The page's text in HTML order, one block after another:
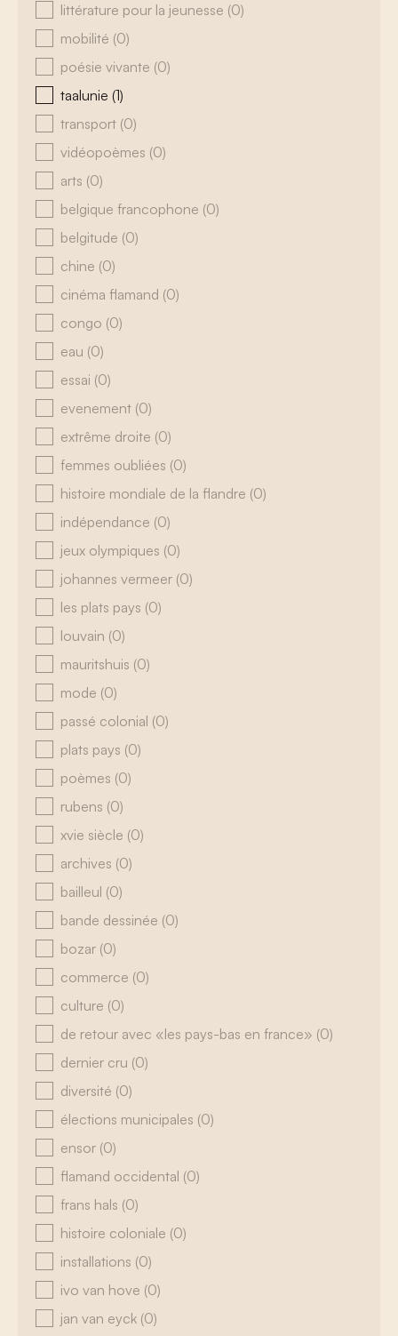
littérature pour la jeunesse (0)
mobilité (0)
poésie vivante (0)
taalunie (1)
transport (0)
vidéopoèmes (0)
arts (0)
belgique francophone (0)
belgitude (0)
chine (0)
cinéma flamand (0)
congo (0)
eau (0)
essai (0)
evenement (0)
extrême droite (0)
femmes oubliées (0)
histoire mondiale de la flandre (0)
indépendance (0)
jeux olympiques (0)
johannes vermeer (0)
les plats pays (0)
louvain (0)
mauritshuis (0)
mode (0)
passé colonial (0)
plats pays (0)
poèmes (0)
rubens (0)
xvie siècle (0)
archives (0)
bailleul (0)
bande dessinée (0)
bozar (0)
commerce (0)
culture (0)
de retour avec «les pays-bas en france» (0)
dernier cru (0)
diversité (0)
élections municipales (0)
ensor (0)
flamand occidental (0)
frans hals (0)
histoire coloniale (0)
installations (0)
ivo van hove (0)
jan van eyck (0)